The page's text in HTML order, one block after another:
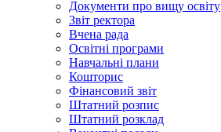
Документи про вищу освіту
Звіт ректора
Вчена рада
Освітні програми
Навчальні плани
Кошторис
Фінансовий звіт
Штатний розпис
Штатний розклад